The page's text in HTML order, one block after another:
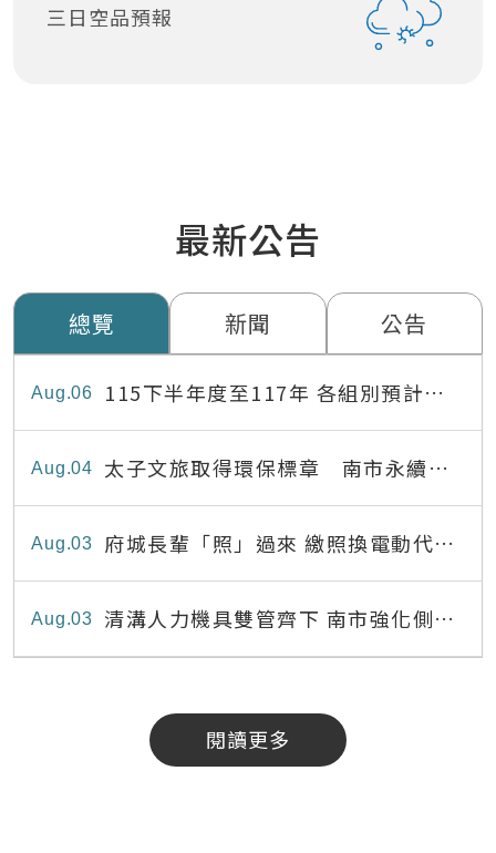
三日空品預報
最新公告
總覽 新聞 公告
06
Aug
115下半年度至117年 各組別預計出
缺員額表
04
Aug
太子文旅取得環保標章 南市永續旅
宿達22家
03
Aug
府城長輩「照」過來 繳照換電動代步
最高補助8,000元
03
Aug
清溝人力機具雙管齊下 南市強化側溝
清疏效能
閱讀更多